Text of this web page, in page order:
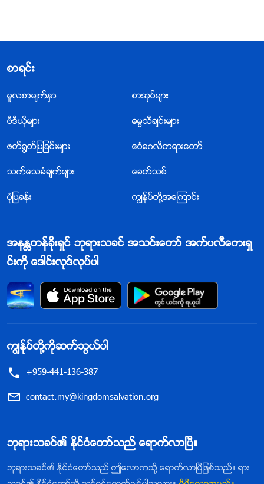
စာရင္း
မူလစာမ်က္ႏွာ စာအုပ္မ်ား
ဗီဒီယိုမ်ား ဓမၼသီခ်င္းမ်ား
ဖတ္႐ြတ္ျပျခင္းမ်ား ဧဝံေဂလိတရားေတာ္
သက္ေသခံခ်က္မ်ား ေခတ္သစ္
ပုံျပခန္း ကြၽန္ုပ္တို႔အေၾကာင္း
အနႏၲတန္ခိုးရွင္ ဘုရားသခင္ အသင္းေတာ္ အက္ပလီေကးရွ
င္းကို ေဒါင္းလုဒ္လုပ္ပါ
ကြၽန္ုပ္တို႔ကိုဆက္သြယ္ပါ
+959-441-136-387
contact.my@kingdomsalvation.org
ဘုရားသခင္၏ ႏိုင္ငံေတာ္သည္ ေရာက္လာၿပီ။
ဘုရားသခင္၏ ႏိုင္ငံေတာ္သည္ ဤေလာကသို႔ ေရာက္လာၿပီျဖစ္သည္။ ရား